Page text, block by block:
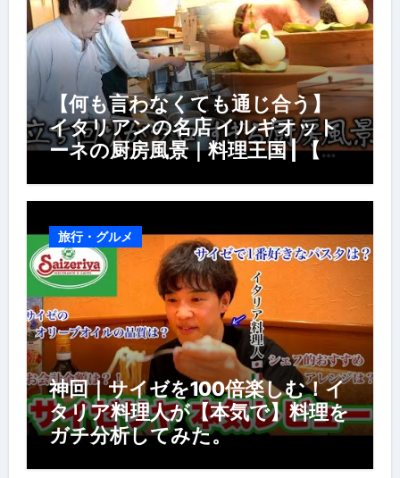
【何も言わなくても通じ合う】
イタリアンの名店 イルギオット
ーネの厨房風景｜料理王国 | 【厨
風景】
旅行・グルメ
神回｜サイゼを100倍楽しむ！イ
タリア料理人が【本気で】料理を
ガチ分析してみた。